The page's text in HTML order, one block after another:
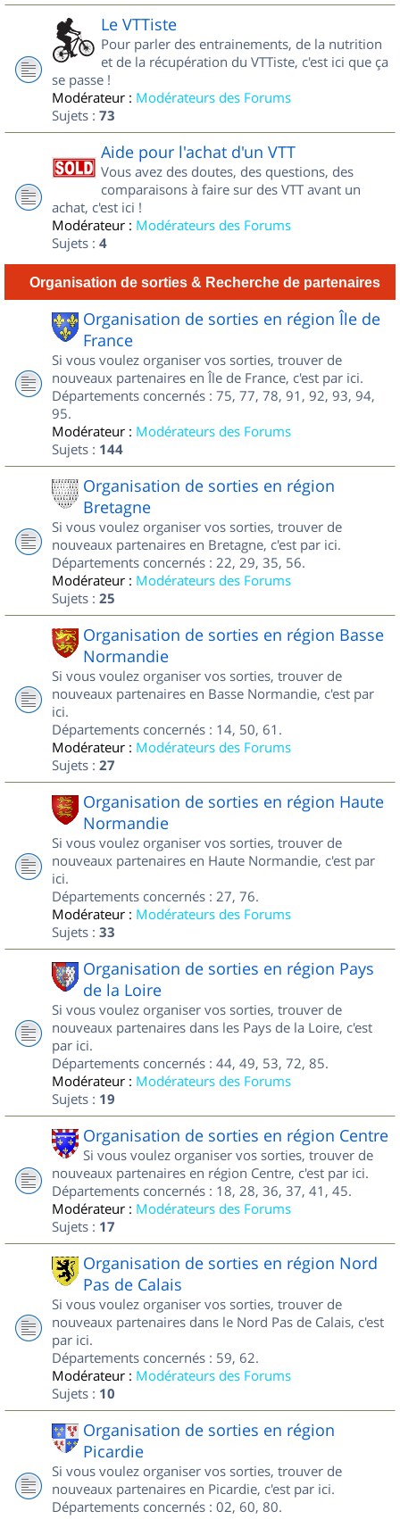
Le VTTiste
Pour parler des entrainements, de la nutrition
et de la récupération du VTTiste, c'est ici que ça
se passe !
Modérateur : Modérateurs des Forums
Sujets : 73
Aide pour l'achat d'un VTT
Vous avez des doutes, des questions, des
comparaisons à faire sur des VTT avant un
achat, c'est ici !
Modérateur : Modérateurs des Forums
Sujets : 4
Organisation de sorties & Recherche de partenaires
Organisation de sorties en région Île de
France
Si vous voulez organiser vos sorties, trouver de
nouveaux partenaires en Île de France, c'est par ici.
Départements concernés : 75, 77, 78, 91, 92, 93, 94,
95.
Modérateur : Modérateurs des Forums
Sujets : 144
Organisation de sorties en région
Bretagne
Si vous voulez organiser vos sorties, trouver de
nouveaux partenaires en Bretagne, c'est par ici.
Départements concernés : 22, 29, 35, 56.
Modérateur : Modérateurs des Forums
Sujets : 25
Organisation de sorties en région Basse
Normandie
Si vous voulez organiser vos sorties, trouver de
nouveaux partenaires en Basse Normandie, c'est par
ici.
Départements concernés : 14, 50, 61.
Modérateur : Modérateurs des Forums
Sujets : 27
Organisation de sorties en région Haute
Normandie
Si vous voulez organiser vos sorties, trouver de
nouveaux partenaires en Haute Normandie, c'est par
ici.
Départements concernés : 27, 76.
Modérateur : Modérateurs des Forums
Sujets : 33
Organisation de sorties en région Pays
de la Loire
Si vous voulez organiser vos sorties, trouver de
nouveaux partenaires dans les Pays de la Loire, c'est
par ici.
Départements concernés : 44, 49, 53, 72, 85.
Modérateur : Modérateurs des Forums
Sujets : 19
Organisation de sorties en région Centre
Si vous voulez organiser vos sorties, trouver de
nouveaux partenaires en région Centre, c'est par ici.
Départements concernés : 18, 28, 36, 37, 41, 45.
Modérateur : Modérateurs des Forums
Sujets : 17
Organisation de sorties en région Nord
Pas de Calais
Si vous voulez organiser vos sorties, trouver de
nouveaux partenaires dans le Nord Pas de Calais, c'est
par ici.
Départements concernés : 59, 62.
Modérateur : Modérateurs des Forums
Sujets : 10
Organisation de sorties en région
Picardie
Si vous voulez organiser vos sorties, trouver de
nouveaux partenaires en Picardie, c'est par ici.
Départements concernés : 02, 60, 80.